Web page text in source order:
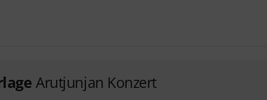
Arutjunjan Konzert